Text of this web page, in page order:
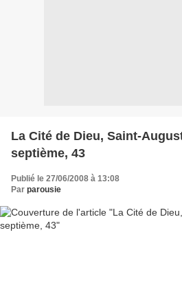
La Cité de Dieu, Saint-
septième, 43
Publié le 27/06/2008 à 13:08
Par parousie